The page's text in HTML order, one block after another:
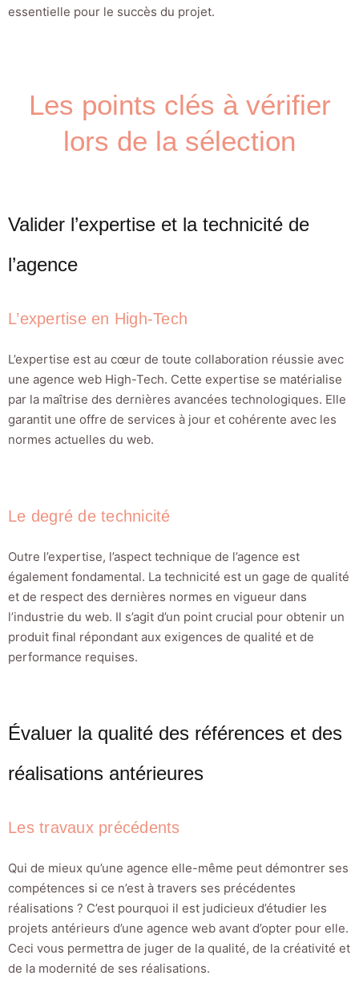
essentielle pour le succès du projet.
Les points clés à vérifier
lors de la sélection
Valider l’expertise et la technicité de
l’agence
L’expertise en High-Tech
L’expertise est au cœur de toute collaboration réussie avec
une agence web High-Tech. Cette expertise se matérialise
par la maîtrise des dernières avancées technologiques. Elle
garantit une offre de services à jour et cohérente avec les
normes actuelles du web.
Le degré de technicité
Outre l’expertise, l’aspect technique de l’agence est
également fondamental. La technicité est un gage de qualité
et de respect des dernières normes en vigueur dans
l’industrie du web. Il s’agit d’un point crucial pour obtenir un
produit final répondant aux exigences de qualité et de
performance requises.
Évaluer la qualité des références et des
réalisations antérieures
Les travaux précédents
Qui de mieux qu’une agence elle-même peut démontrer ses
compétences si ce n’est à travers ses précédentes
réalisations ? C’est pourquoi il est judicieux d’étudier les
projets antérieurs d’une agence web avant d’opter pour elle.
Ceci vous permettra de juger de la qualité, de la créativité et
de la modernité de ses réalisations.